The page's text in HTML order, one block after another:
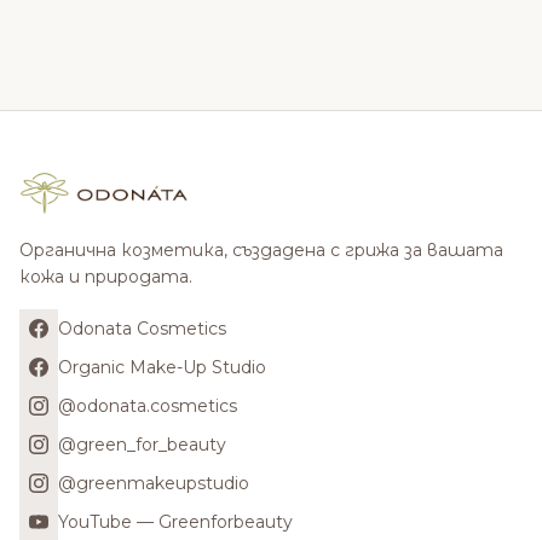
Органична козметика, създадена с грижа за вашата
кожа и природата.
Odonata Cosmetics
Organic Make-Up Studio
@odonata.cosmetics
@green_for_beauty
@greenmakeupstudio
YouTube — Greenforbeauty